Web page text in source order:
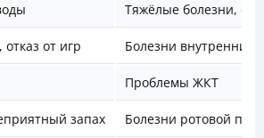
Тяжёлые болезни,
от игр Болезни внутренних
Проблемы ЖКТ
запах Болезни ротовой